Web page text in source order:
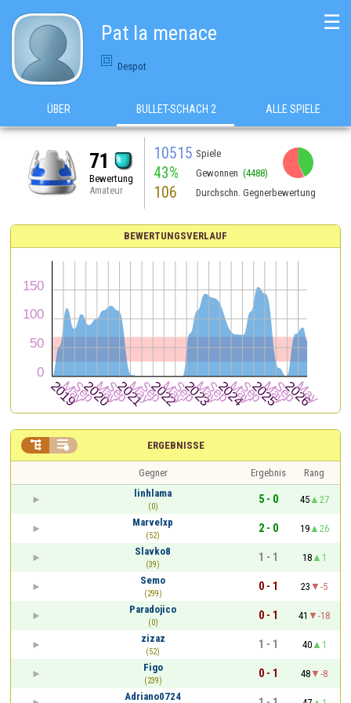
Pat la menace
Despot
☰
ÜBER BULLET-SCHACH 2 ALLE SPIELE
71
Bewertung
Amateur
10515 Spiele
43% Gewonnen (4488)
106 Durchschn. Gegnerbewertung
BEWERTUNGSVERLAUF
ERGEBNISSE
 
Gegner Ergebnis
Rang
linhlama
(0)
5 - 0 45
27
Marvelxp
(52)
2 - 0 19
26
Slavko8
(39)
1 - 1 18
1
Semo
(299)
0 - 1 23
-5
Paradojico
(0)
0 - 1 41
-18
zizaz
(52)
1 - 1 40
1
Figo
(239)
0 - 1 48
-8
Adriano0724